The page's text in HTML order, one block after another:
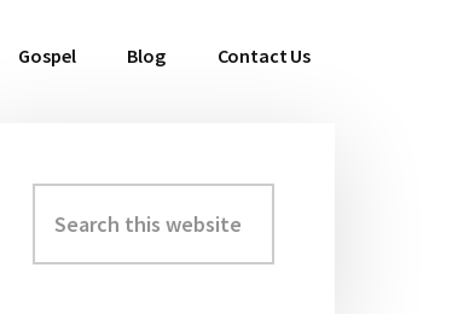
Gospel Blog Contact Us
Primary
Sidebar
this
website